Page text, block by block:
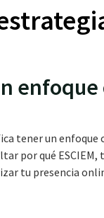
enfoque
tener un
por qué
tu presencia